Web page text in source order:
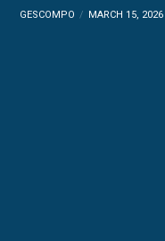
GESCOMPO MARCH 15, 2026